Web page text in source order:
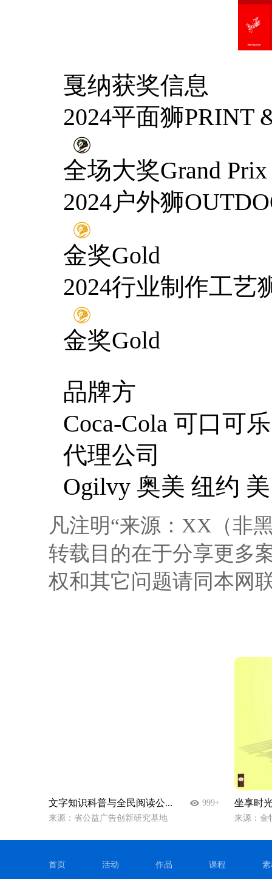
戛纳获奖信息
2024平面狮PRINT
全场大奖Grand Prix
2024户外狮
金奖Gold
2024行业制作工艺
金奖Gold
品牌方
Coca-Cola 可口可乐
代理公司
Ogilvy 奥美 纽约
凡注明“来源：XX（非
转载目的在于分享更多
权和其它问题请同本网
999+
文字知识科普与全民阅读公...
来源：省公益广告创新研究基地
坐享时
来源：金
首页 活动 作品 课程